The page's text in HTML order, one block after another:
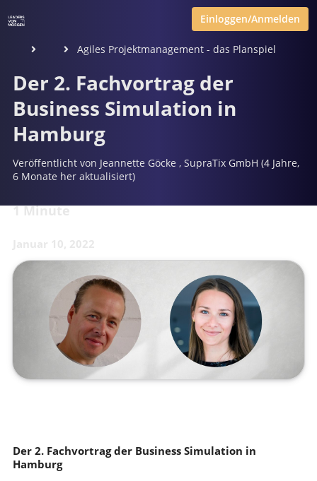
Einloggen/Anmelden
Agiles Projektmanagement - das Planspiel
1 Minute
Der 2. Fachvortrag der
Business Simulation in
Hamburg
Veröffentlicht von Jeannette Göcke , SupraTix GmbH (4 Jahre,
6 Monate her aktualisiert)
Der 2. Fachvortrag der Business Simulation in
Hamburg